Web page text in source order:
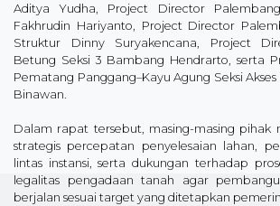
Aditya Yudha, Project Director
Fakhrudin Hariyanto, Project Director
Struktur Dinny Suryakencana, Project
Betung Seksi 3 Bambang Hendrarto, serta
Pematang Panggang–Kayu Agung Seksi
Binawan.
Dalam rapat tersebut, masing-masing pihak
strategis percepatan penyelesaian lahan,
lintas instansi, serta dukungan terhadap
legalitas pengadaan tanah agar
berjalan sesuai target yang ditetapkan